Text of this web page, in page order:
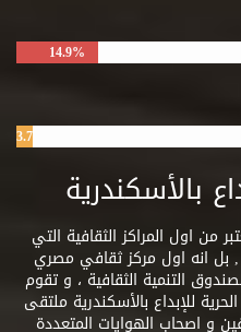
14.9%
3.7%
بالأسكندرية
من اول المراكز الثقافية التي
بل انه اول مركز ثقافي مصري
التنمية الثقافية ، و تقوم
للإبداع بالأسكندرية ملتقى
و اصحاب الهوايات المتعددة